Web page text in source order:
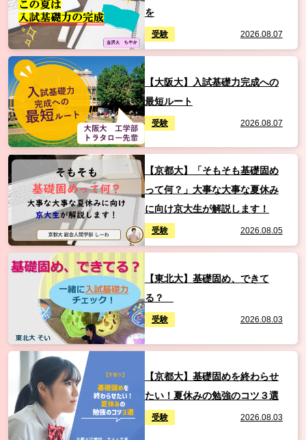
を
受験 2026.08.07
【大阪大】入試基礎力完成への
最短ルート
受験 2026.08.07
【京都大】「そもそも基礎固め
って何？」大事な大事な夏休み
に向け京大生が解説します！
受験 2026.08.05
【東北大】基礎固め、できて
る？
受験 2026.08.03
【京都大】基礎固めを終わらせ
たい！夏休みの勉強のコツ３選
受験 2026.08.03